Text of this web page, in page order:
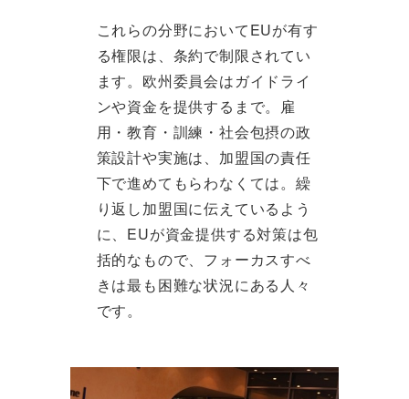
これらの分野においてEUが有す
る権限は、条約で制限されてい
ます。欧州委員会はガイドライ
ンや資金を提供するまで。雇
用・教育・訓練・社会包摂の政
策設計や実施は、加盟国の責任
下で進めてもらわなくては。繰
り返し加盟国に伝えているよう
に、EUが資金提供する対策は包
括的なもので、フォーカスすべ
きは最も困難な状況にある人々
です。